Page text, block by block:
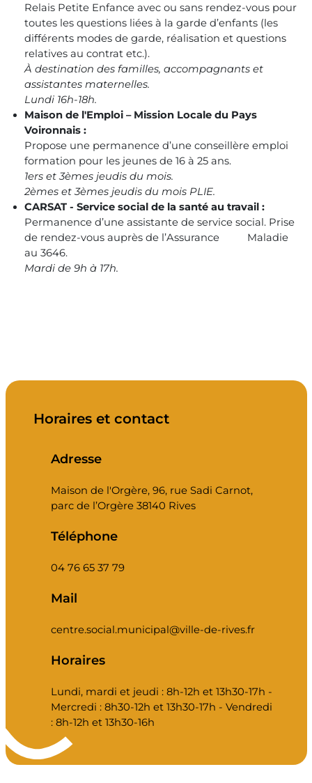
Relais Petite Enfance avec ou sans rendez-vous pour
toutes les questions liées à la garde d’enfants (les
différents modes de garde, réalisation et questions
relatives au contrat etc.).
À destination des familles, accompagnants et
assistantes maternelles.
Lundi 16h-18h.
Maison de l'Emploi – Mission Locale du Pays
Voironnais :
Propose une permanence d’une conseillère emploi
formation pour les jeunes de 16 à 25 ans.
1ers et 3èmes jeudis du mois.
2èmes et 3èmes jeudis du mois PLIE.
CARSAT - Service social de la santé au travail :
Permanence d’une assistante de service social. Prise
de rendez-vous auprès de l’Assurance Maladie
au 3646.
Mardi de 9h à 17h.
Horaires et contact
Adresse
Maison de l'Orgère, 96, rue Sadi Carnot,
parc de l’Orgère 38140 Rives
Téléphone
04 76 65 37 79
Mail
centre.social.municipal@ville-de-rives.fr
Horaires
Lundi, mardi et jeudi : 8h-12h et 13h30-17h -
Mercredi : 8h30-12h et 13h30-17h - Vendredi
: 8h-12h et 13h30-16h